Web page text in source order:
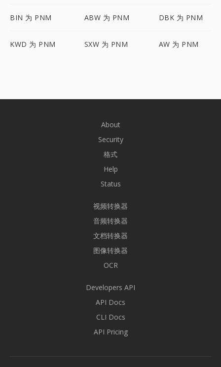
BIN 为 PNM ABW 为 PNM DBK 为 PNM
KWD 为 PNM SXW 为 PNM AW 为 PNM
About
Security
格式
Help
Status
视频转换器
音频转换器
文档转换器
图像转换器
OCR
Developers API
API Docs
CLI Docs
API Pricing